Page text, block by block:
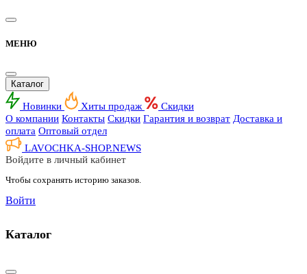
МЕНЮ
Каталог
Новинки Хиты продаж
Скидки
О компании Контакты Скидки Гарантия и возврат Доставка и
оплата Оптовый отдел
LAVOCHKA-SHOP.NEWS
Войдите в личный кабинет
Чтобы сохранять историю заказов.
Войти
Каталог